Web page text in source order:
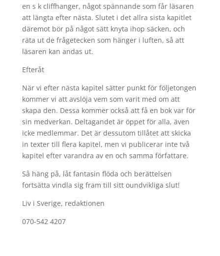
en s k cliffhanger, något spännande som får läsaren
att längta efter nästa. Slutet i det allra sista kapitlet
däremot bör på något sätt knyta ihop säcken, och
räta ut de frågetecken som hänger i luften, så att
läsaren kan andas ut.
Efteråt
När vi efter nästa kapitel sätter punkt för följetongen
kommer vi att avslöja vem som varit med om att
skapa den. Dessa kommer också att få en bok var för
sin medverkan. Deltagandet är öppet för alla, även
icke medlemmar. Det är dessutom tillåtet att skicka
in texter till flera kapitel, men vi publicerar inte två
kapitel efter varandra av en och samma författare.
Så häng på, låt fantasin flöda och berättelsen
fortsätta vindla sig fram till sitt oundvikliga slut!
Liv i Sverige, redaktionen
070-542 4207